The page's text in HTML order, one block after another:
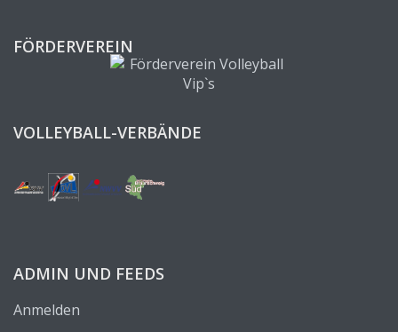
FÖRDERVEREIN
VOLLEYBALL-VERBÄNDE
ADMIN UND FEEDS
Anmelden